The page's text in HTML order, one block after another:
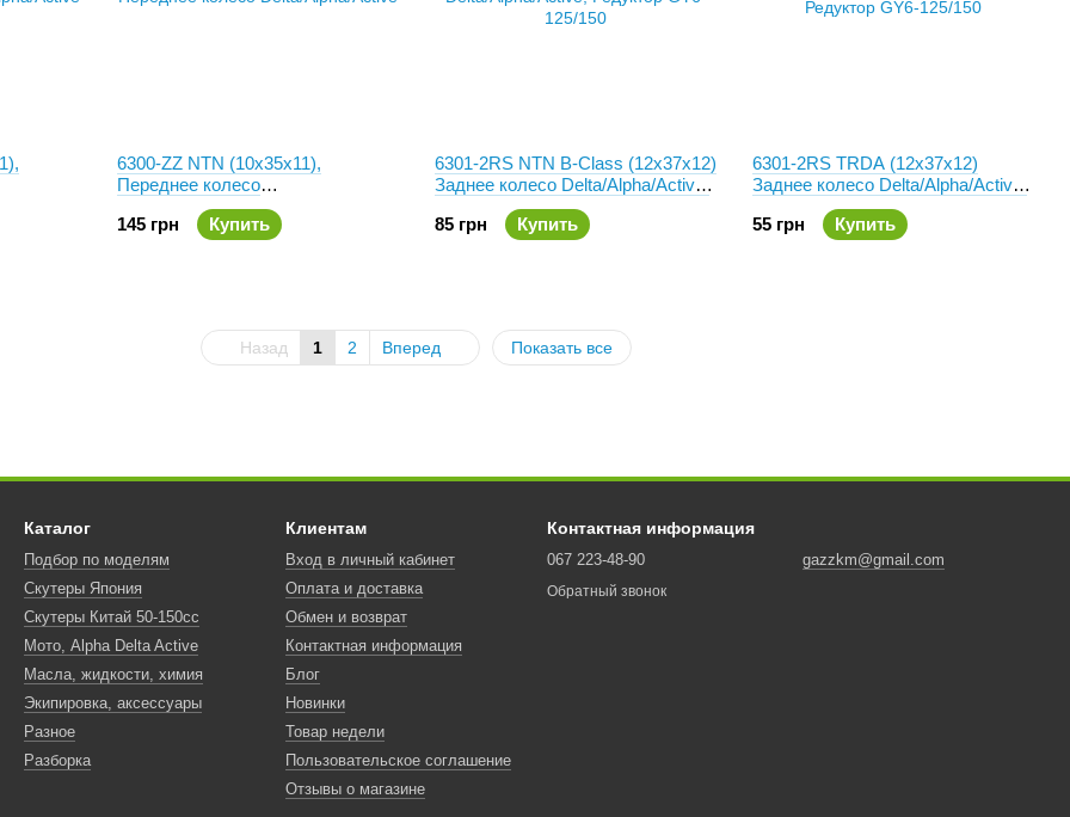
6300-ZZ NTN (10x35x11),
Переднее колесо
Delta/Alpha/Active
145 грн
Купить
6301-2RS NTN B-Class (12x37x12)
Заднее колесо Delta/Alpha/Active;
Редуктор GY6-125/150
85 грн
Купить
6301-2RS TRDA (12x37x12)
Заднее колесо Delta/Alpha/Active;
Редуктор GY6-125/150
55 грн
Купить
Назад 1 2 Вперед Показать все
Каталог
Подбор по моделям
Скутеры Япония
Скутеры Китай 50-150сс
Мото, Alpha Delta Active
Масла, жидкости, химия
Экипировка, аксессуары
Разное
Разборка
Клиентам
Вход в личный кабинет
Оплата и доставка
Обмен и возврат
Контактная информация
Блог
Новинки
Товар недели
Пользовательское соглашение
Отзывы о магазине
Контактная информация
067 223-48-90
Обратный звонок
gazzkm@gmail.com